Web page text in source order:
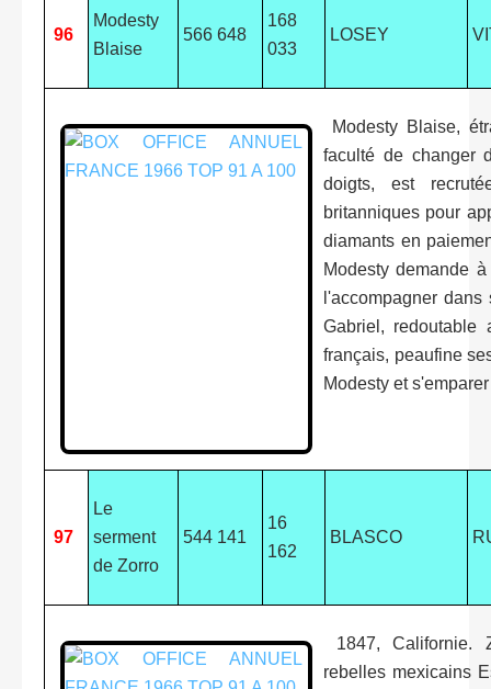
96
Modesty
Blaise
566 648
168
033
LOSEY
Modesty Blaise,
faculté de changer
doigts, est
britanniques pour
diamants en
Modesty demande
l'accompagner
Gabriel, redoutable
français, peaufine
Modesty et
97
Le
serment
de Zorro
544 141
16
162
BLASCO
1847, Californie.
rebelles mexicains